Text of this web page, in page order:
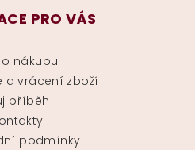
PRO VÁS
o nákupu
a vrácení zboží
příběh
podmínky